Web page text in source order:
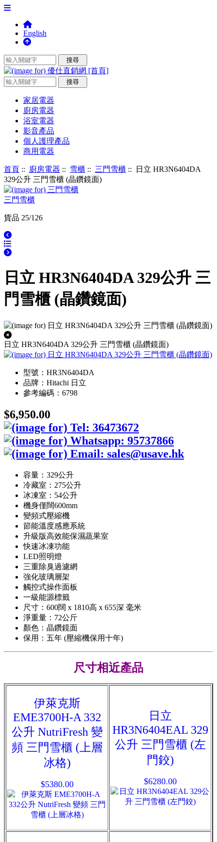
English
家居電器
廚房電器
浴室電器
影音產品
個人護理產品
商用電器
首頁 :: 廚房電器 :: 雪櫃 :: 三門雪櫃 :: 日立 HR3N6404DA
329公升 三門雪櫃 (晶鑽鏡面)
三門雪櫃
貨品 25/126
日立 HR3N6404DA 329公升 三
門雪櫃 (晶鑽鏡面)
日立 HR3N6404DA 329公升 三門雪櫃 (晶鑽鏡面)
型號：HR3N6404DA
品牌：Hitachi 日立
參考編碼：6798
$6,950.00
容量：329公升
冷藏室：275公升
冰凍室：54公升
機身僅闊600mm
變頻式壓縮機
節能溫度感應系統
升級版高效能保濕蔬果室
快速冰凍功能
LED照明燈
三重除臭過濾網
強化玻璃層架
觸控式操作面板
一級能源標籤
尺寸：600闊 x 1810高 x 655深 毫米
淨重量：72公斤
顏色：晶鑽鏡面
保用：五年 (壓縮機保用十年)
尺寸相近產品
伊萊克斯
EME3700H-A 332
公升 NutriFresh 變
頻 三門雪櫃 (上層
冰格)
$5380.00
日立
HR3N6404EAL 329
公升 三門雪櫃 (左
門鉸)
$6280.00